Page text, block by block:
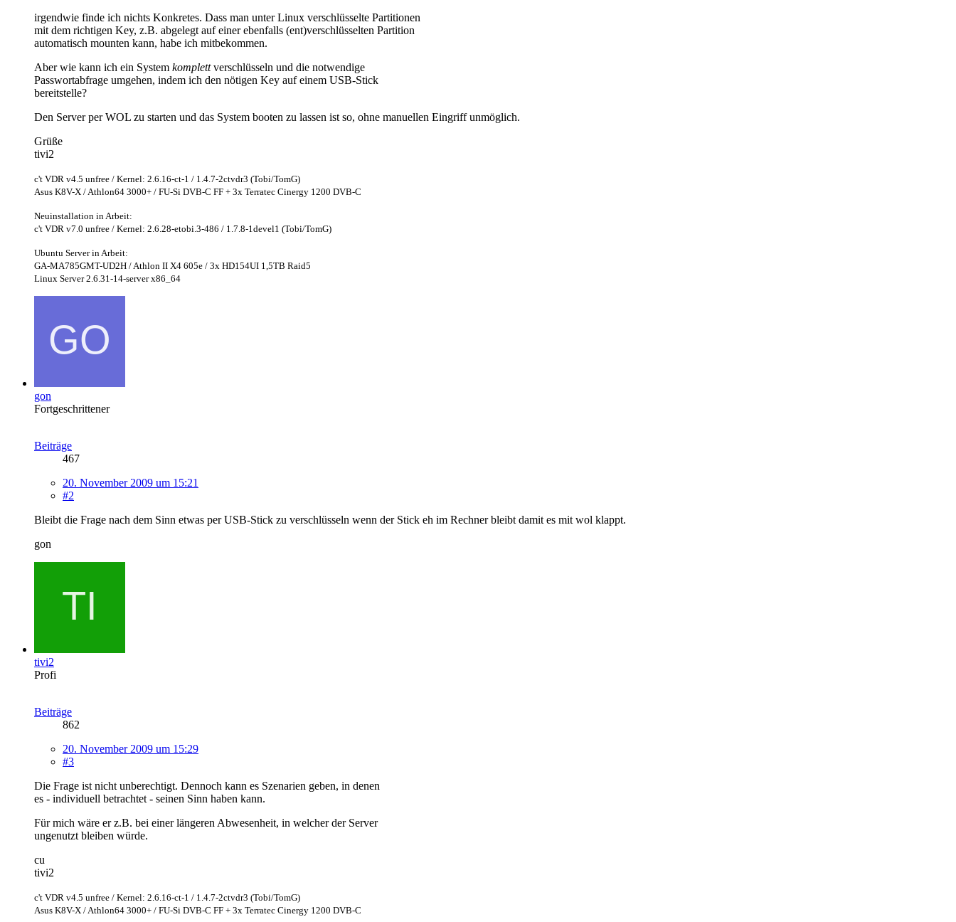
irgendwie finde ich nichts Konkretes. Dass man unter Linux verschlüsselte Partitionen
mit dem richtigen Key, z.B. abgelegt auf einer ebenfalls (ent)verschlüsselten Partition
automatisch mounten kann, habe ich mitbekommen.
Aber wie kann ich ein System komplettverschlüsseln und die notwendige
Passwortabfrage umgehen, indem ich den nötigen Key auf einem USB-Stick
bereitstelle?
Den Server per WOL zu starten und das System booten zu lassen ist so, ohne manuellen Eingriff unmöglich.
Grüße
tivi2
c't VDR v4.5 unfree / Kernel: 2.6.16-ct-1 / 1.4.7-2ctvdr3 (Tobi/TomG)
Asus K8V-X / Athlon64 3000+ / FU-Si DVB-C FF + 3x Terratec Cinergy 1200 DVB-C
Neuinstallation in Arbeit:
c't VDR v7.0 unfree / Kernel: 2.6.28-etobi.3-486 / 1.7.8-1devel1 (Tobi/TomG)
Ubuntu Server in Arbeit:
GA-MA785GMT-UD2H / Athlon II X4 605e / 3x HD154UI 1,5TB Raid5
Linux Server 2.6.31-14-server x86_64
gon
Fortgeschrittener
Beiträge
467
20. November 2009 um 15:21
#2
Bleibt die Frage nach dem Sinn etwas per USB-Stick zu verschlüsseln wenn der Stick eh im Rechner bleibt damit es mit wol klappt.
gon
tivi2
Profi
Beiträge
862
20. November 2009 um 15:29
#3
Die Frage ist nicht unberechtigt. Dennoch kann es Szenarien geben, in denen
es - individuell betrachtet - seinen Sinn haben kann.
Für mich wäre er z.B. bei einer längeren Abwesenheit, in welcher der Server
ungenutzt bleiben würde.
cu
tivi2
c't VDR v4.5 unfree / Kernel: 2.6.16-ct-1 / 1.4.7-2ctvdr3 (Tobi/TomG)
Asus K8V-X / Athlon64 3000+ / FU-Si DVB-C FF + 3x Terratec Cinergy 1200 DVB-C